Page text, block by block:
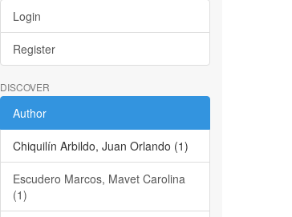
Login
Register
DISCOVER
Author
Chiquilín Arbildo, Juan Orlando (1)
Escudero Marcos, Mavet Carolina
(1)